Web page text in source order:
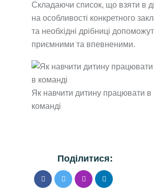
Складаючи список, що взяти в
на особливості конкретного
та необхідні дрібниці
приємними та впевненими.
Як навчити дитину працювати в
команді
Поділитися: